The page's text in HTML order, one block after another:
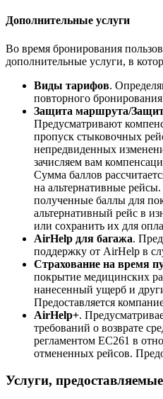
Дополнительные услуги
Во время бронирования
дополнительные услуги, в
Виды тарифов.
повторного
Защита маршрута/
Предусматривают
пропуск стыковочных
непредвиденных
зачисляем вам
Сумма баллов
на альтернативные
полученные баллы для
альтернативный рейс в
или сохранить их для
AirHelp для багажа.
поддержку от AirHelp в
Страхование на время
покрытие медицинских
нанесенный ущерб и
Предоставляется
AirHelp+.
требований о возврате
регламентом EC261 в
отмененных рейсов.
Услуги,